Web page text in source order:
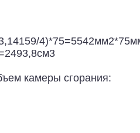
камеры сгорания: